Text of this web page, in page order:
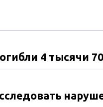
4 тысячи